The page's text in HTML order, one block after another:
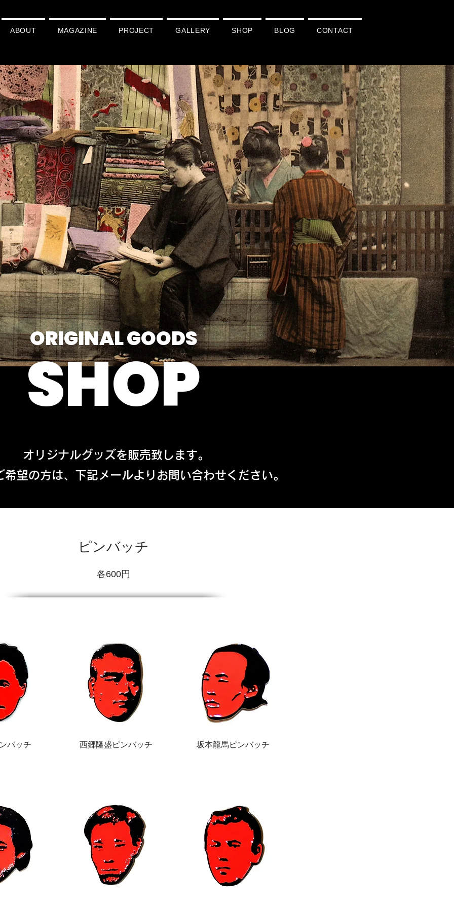
ABOUT MAGAZINE PROJECT GALLERY SHOP BLOG CONTACT
SHOP
ORIGINAL​ GOODS
オリジナルグッズを販売致します。
希望の方は、下記メールよりお問い合わせください。
ピンバッチ
​各600円
バッチ 西郷隆盛ピンバッチ 坂本龍馬ピンバッチ